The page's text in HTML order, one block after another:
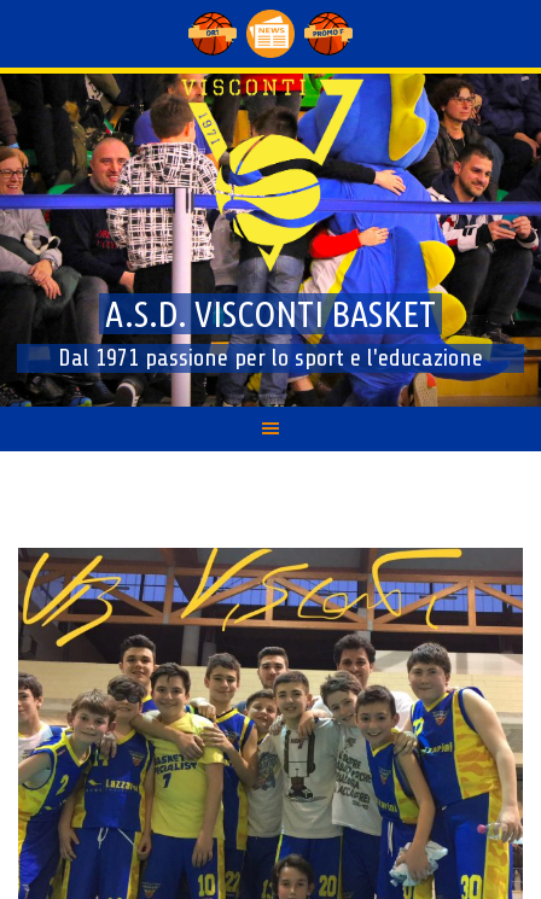
content
A.S.D. VISCONTI BASKET
Dal 1971 passione per lo sport e l'educazione